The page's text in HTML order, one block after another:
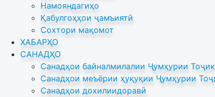
Намояндагиҳо
Қабулгоҳҳои ҷамъиятӣ
Сохтори мақомот
ХАБАРҲО
САНАДҲО
Санадҳои байналмилалии Ҷумҳурии
Санадҳои меъёрии ҳуқуқии Ҷумҳурии
Санадҳои дохилиидоравӣ